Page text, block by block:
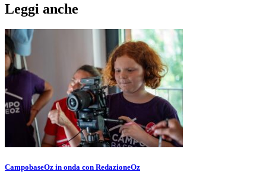
Leggi anche
CampobaseOz in onda con RedazioneOz